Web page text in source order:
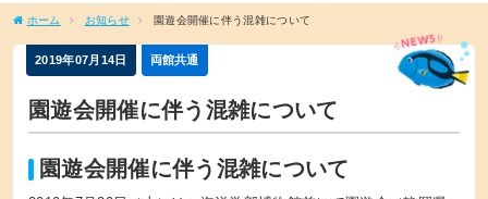
ホーム お知らせ 園遊会開催に伴う混雑について
2019年07月14日 両館共通
園遊会開催に伴う混雑について
園遊会開催に伴う混雑について